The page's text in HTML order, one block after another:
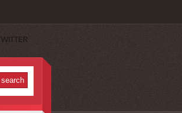
TWITTER